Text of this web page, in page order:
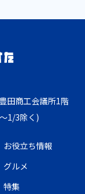
田商工会議所1階
1/3除く)
お役立ち情報
グルメ
特集